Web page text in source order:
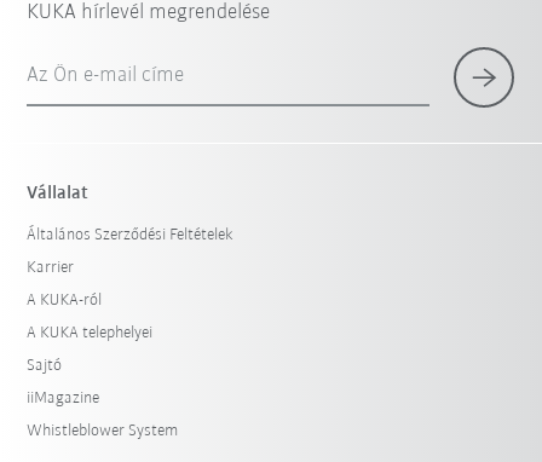
KUKA hírlevél megrendelése
Az Ön e-mail címe
Vállalat
Általános Szerződési Feltételek
Karrier
A KUKA-ról
A KUKA telephelyei
Sajtó
iiMagazine
Whistleblower System